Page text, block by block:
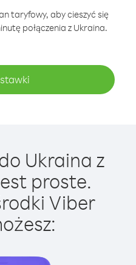
taryfowy, aby cieszyć się
połączenia z Ukraina.
Ukraina z
proste.
Viber